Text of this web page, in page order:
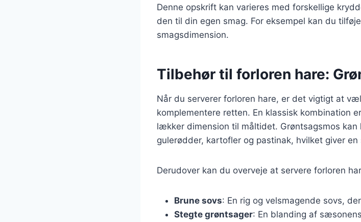
Denne opskrift kan varieres med forskellige
den til din egen smag. For eksempel kan du
smagsdimension.
Tilbehør til forloren hare:
Når du serverer forloren hare, er det vigtigt at
komplementere retten. En klassisk kombination
lækker dimension til måltidet. Grøntsagsmos
gulerødder, kartofler og pastinak, hvilket giver en
Derudover kan du overveje at servere forloren
Brune sovs: En rig og velsmagende sovs,
Stegte grøntsager: En blanding af